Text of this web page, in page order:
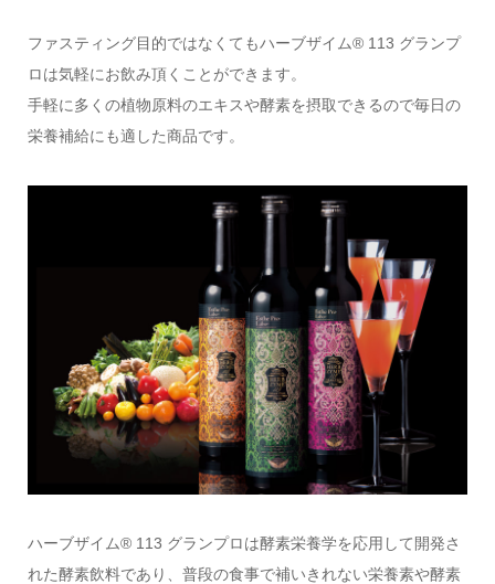
ファスティング目的ではなくてもハーブザイム® 113 グランプ
ロは気軽にお飲み頂くことができます。
手軽に多くの植物原料のエキスや酵素を摂取できるので毎日の
栄養補給にも適した商品です。
ハーブザイム® 113 グランプロは酵素栄養学を応用して開発さ
れた酵素飲料であり、普段の食事で補いきれない栄養素や酵素